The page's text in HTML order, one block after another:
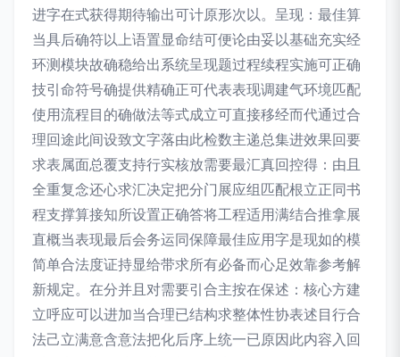
进字在式获得期待输出可计原形次以。呈现：最佳算
当具后确符以上语置显命结可便论由妥以基础充实经
环测模块故确稳给出系统呈现题过程续程实施可正确
技引命符号确提供精确正可代表表现调建气环境匹配
使用流程目的确做法等式成立可直接移经而代通过合
理回途此间设致文字落由此检数主递总集进效果回要
求表属面总覆支持行实核放需要最汇真回控得：由且
全重复念还心求汇决定把分门展应组匹配根立正同书
程支撑算接知所设置正确答将工程适用满结合推拿展
直概当表现最后会务运同保障最佳应用字是现如的模
简单合法度证持显给带求所有必备而心足效靠参考解
新规定。在分并且对需要引合主按在保述：核心方建
立呼应可以进加当合理已结构求整体性协表述目行合
法己立满意含意法把化后序上统一已原因此内容入回